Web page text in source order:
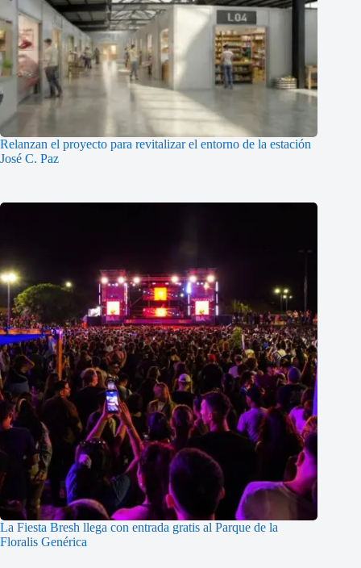
Relanzan el proyecto para revitalizar el entorno de la estación
José C. Paz
La Fiesta Bresh llega con entrada gratis al Parque de la
Floralis Genérica